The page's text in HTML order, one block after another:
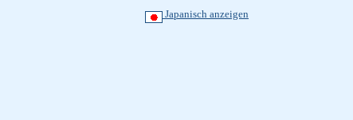
Japanisch anzeigen